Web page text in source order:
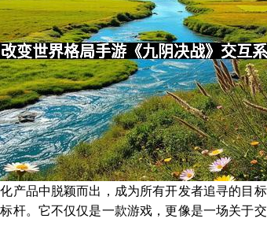
产品中脱颖而出，成为所有开发者追寻的目
杆。它不仅仅是一款游戏，更像是一场关于交